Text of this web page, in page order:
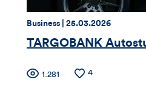
dieses
Artikels
Thema:
Business | Datum:
25.03.2026
TARGOBANK
Zähler
Anzahl
1.281
Anzahl
4